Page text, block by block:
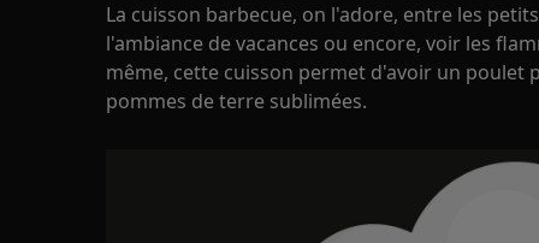
La cuisson barbecue, on l'adore, entre les
l'ambiance de vacances ou encore, voir les
même, cette cuisson permet d'avoir un poulet
pommes de terre sublimées.